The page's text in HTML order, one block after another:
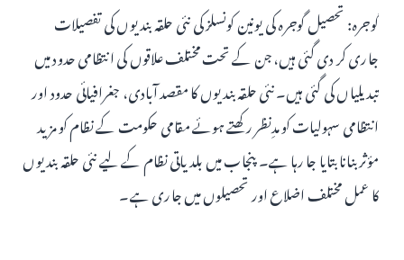
گوجرہ: تحصیل گوجرہ کی یونین کونسلز کی نئی حلقہ بندیوں کی تفصیلات
جاری کر دی گئی ہیں، جن کے تحت مختلف علاقوں کی انتظامی حدود میں
تبدیلیاں کی گئی ہیں۔ نئی حلقہ بندیوں کا مقصد آبادی، جغرافیائی حدود اور
انتظامی سہولیات کو مدِنظر رکھتے ہوئے مقامی حکومت کے نظام کو مزید
مؤثر بنانا بتایا جا رہا ہے۔ پنجاب میں بلدیاتی نظام کے لیے نئی حلقہ بندیوں
کا عمل مختلف اضلاع اور تحصیلوں میں جاری ہے۔